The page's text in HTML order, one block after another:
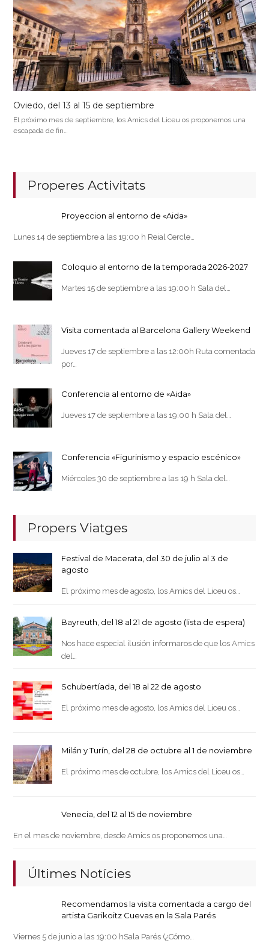
Oviedo, del 13 al 15 de septiembre
El próximo mes de septiembre, los Amics del Liceu os proponemos una
escapada de fin…
Properes Activitats
Proyeccion al entorno de «Aida»
Lunes 14 de septiembre a las 19:00 h Reial Cercle…
Coloquio al entorno de la temporada 2026-2027
Martes 15 de septiembre a las 19:00 h Sala del…
Visita comentada al Barcelona Gallery Weekend
Jueves 17 de septiembre a las 12:00h Ruta comentada
por…
Conferencia al entorno de «Aida»
Jueves 17 de septiembre a las 19:00 h Sala del…
Conferencia «Figurinismo y espacio escénico»
Miércoles 30 de septiembre a las 19 h Sala del…
Propers Viatges
Festival de Macerata, del 30 de julio al 3 de
agosto
El próximo mes de agosto, los Amics del Liceu os…
Bayreuth, del 18 al 21 de agosto (lista de espera)
Nos hace especial ilusión informaros de que los Amics
del…
Schubertíada, del 18 al 22 de agosto
El próximo mes de agosto, los Amics del Liceu os…
Milán y Turín, del 28 de octubre al 1 de noviembre
El próximo mes de octubre, los Amics del Liceu os…
Venecia, del 12 al 15 de noviembre
En el mes de noviembre, desde Amics os proponemos una…
Últimes Notícies
Recomendamos la visita comentada a cargo del
artista Garikoitz Cuevas en la Sala Parés
Viernes 5 de junio a las 19:00 hSala Parés (¿Cómo…